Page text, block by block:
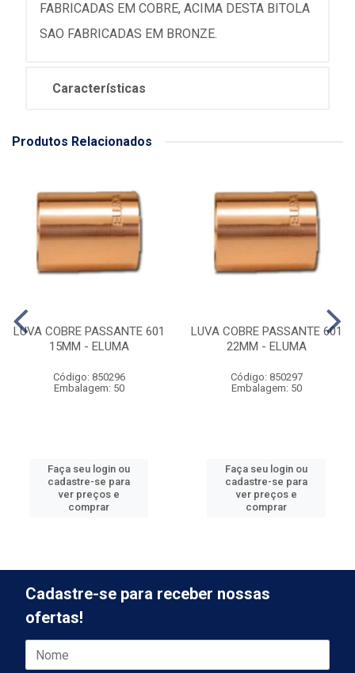
FABRICADAS EM COBRE, ACIMA DESTA BITOLA
SAO FABRICADAS EM BRONZE.
Características
Produtos Relacionados
LUVA COBRE PASSANTE 601
15MM - ELUMA
Código: 850296
Embalagem: 50
Faça seu login ou
cadastre-se para
ver preços e
comprar
LUVA COBRE PASSANTE 601
22MM - ELUMA
Código: 850297
Embalagem: 50
Faça seu login ou
cadastre-se para
ver preços e
comprar
Cadastre-se para receber nossas
ofertas!